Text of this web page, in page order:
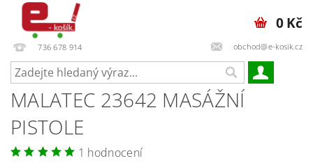
736 678 914 obchod@e-kosik.cz
0 Kč
MALATEC 23642 MASÁŽNÍ
PISTOLE
1 hodnocení